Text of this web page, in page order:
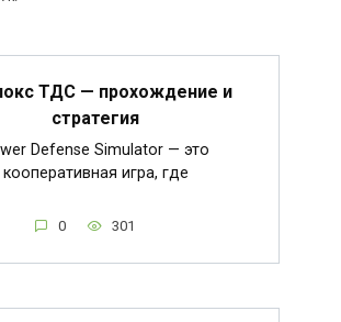
ТДС — прохождение и
стратегия
Defense Simulator — это
кооперативная игра, где
0 301